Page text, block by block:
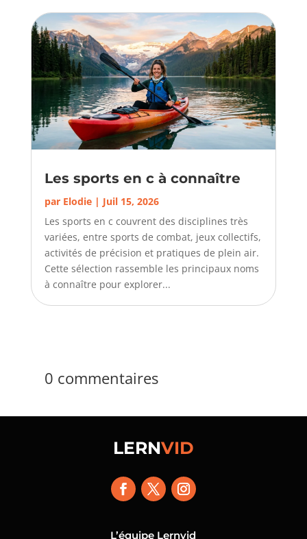
Les sports en c à connaître
par Elodie| Juil 15, 2026
Les sports en c couvrent des disciplines très
variées, entre sports de combat, jeux collectifs,
activités de précision et pratiques de plein air.
Cette sélection rassemble les principaux noms
à connaître pour explorer...
0 commentaires
LERNVID
L’équipe Lernvid